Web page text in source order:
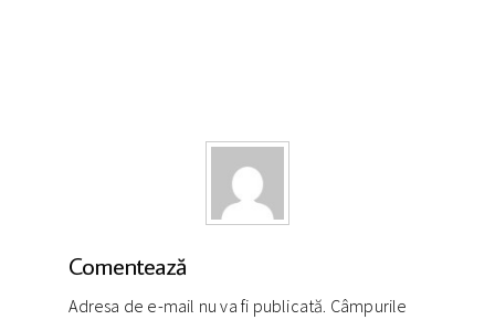
Comentează
Adresa de e-mail nu va fi publicată. Câmpurile